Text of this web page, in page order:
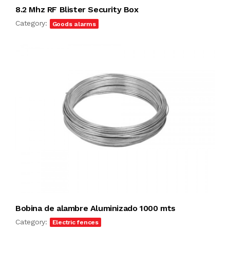
8.2 Mhz RF Blister Security Box
Category: Goods alarms
Bobina de alambre Aluminizado 1000 mts
Category: Electric fences